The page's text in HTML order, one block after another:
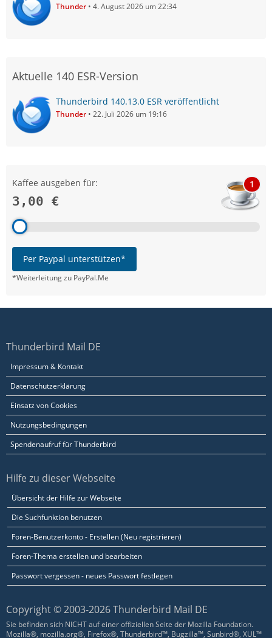
Thunder 4. August 2026 um 22:34
Aktuelle 140 ESR-Version
Thunderbird 140.13.0 ESR veröffentlicht
Thunder 22. Juli 2026 um 19:16
Kaffee ausgeben für:
3,00 €
1
Per Paypal unterstützen*
*Weiterleitung zu PayPal.Me
Thunderbird Mail DE
Impressum & Kontakt
Datenschutzerklärung
Einsatz von Cookies
Nutzungsbedingungen
Spendenaufruf für Thunderbird
Hilfe zu dieser Webseite
Übersicht der Hilfe zur Webseite
Die Suchfunktion benutzen
Foren-Benutzerkonto - Erstellen (Neu registrieren)
Foren-Thema erstellen und bearbeiten
Passwort vergessen - neues Passwort festlegen
Copyright © 2003-2026 Thunderbird Mail DE
Sie befinden sich NICHT auf einer offiziellen Seite der Mozilla Foundation.
Mozilla®, mozilla.org®, Firefox®, Thunderbird™, Bugzilla™, Sunbird®, XUL™